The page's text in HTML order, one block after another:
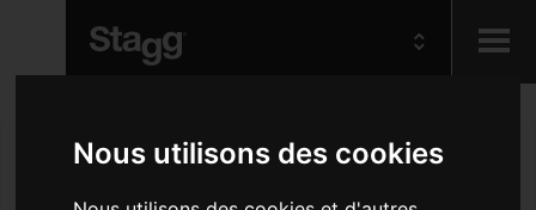
Nous utilisons des cookies
Audio &